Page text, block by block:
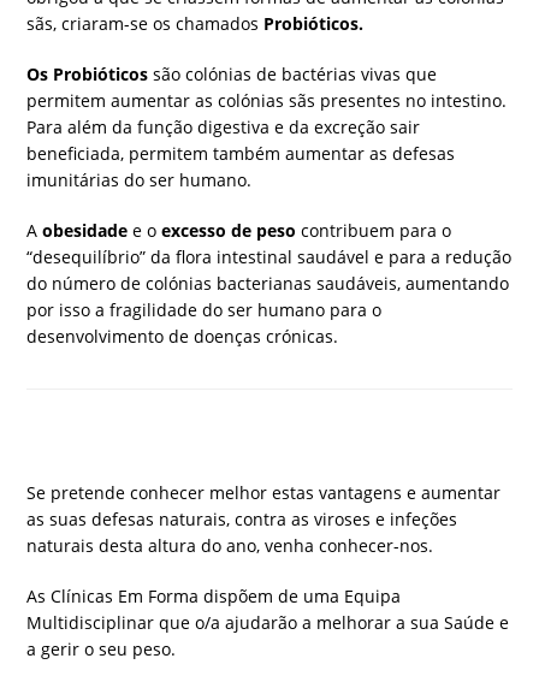
sãs, criaram-se os chamados Probióticos.
Os Probióticossão colónias de bactérias vivas que
permitem aumentar as colónias sãs presentes no intestino.
Para além da função digestiva e da excreção sair
beneficiada, permitem também aumentar as defesas
imunitárias do ser humano.
Aobesidade e oexcesso de peso contribuem para o
“desequilíbrio” da flora intestinal saudável e para a redução
do número de colónias bacterianas saudáveis, aumentando
por isso a fragilidade do ser humano para o
desenvolvimento de doenças crónicas.
Se pretende conhecer melhor estas vantagens e aumentar
as suas defesas naturais, contra as viroses e infeções
naturais desta altura do ano, venha conhecer-nos.
As Clínicas Em Forma dispõem de uma Equipa
Multidisciplinar que o/a ajudarão a melhorar a sua Saúde e
a gerir o seu peso.